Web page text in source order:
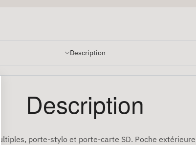
Description
Description
porte-stylo et porte-carte SD. Poche